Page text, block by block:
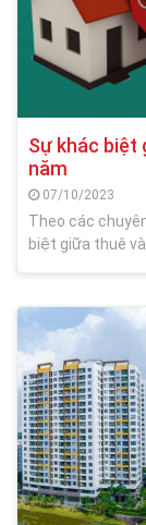
Sự khác biệt
năm
07/10/2023
Theo các
biệt giữa thuê
giáo dục tốt.
sự cắt xén